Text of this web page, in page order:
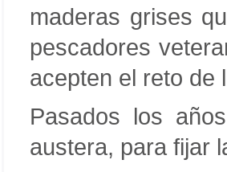
maderas grises
pescadores
acepten el reto de
Pasados los
austera, para fijar